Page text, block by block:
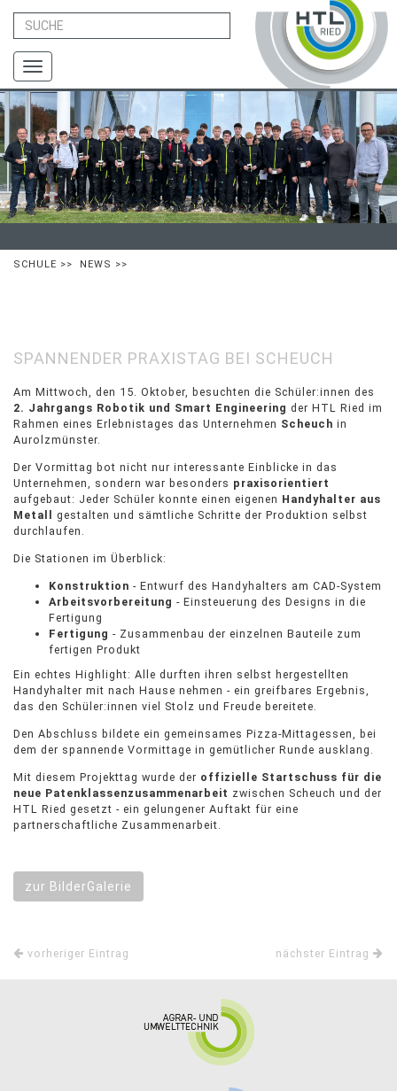
Toggle
navigation
SCHULE >> NEWS >>
SPANNENDER PRAXISTAG BEI SCHEUCH
Am Mittwoch, den 15. Oktober, besuchten die Schüler:innen des
2. Jahrgangs Robotik und Smart Engineering der HTL Ried im
Rahmen eines Erlebnistages das Unternehmen Scheuch in
Aurolzmünster.
Der Vormittag bot nicht nur interessante Einblicke in das
Unternehmen, sondern war besonders praxisorientiert
aufgebaut: Jeder Schüler konnte einen eigenen Handyhalter aus
Metall gestalten und sämtliche Schritte der Produktion selbst
durchlaufen.
Die Stationen im Überblick:
Konstruktion - Entwurf des Handyhalters am CAD-System
Arbeitsvorbereitung - Einsteuerung des Designs in die
Fertigung
Fertigung - Zusammenbau der einzelnen Bauteile zum
fertigen Produkt
Ein echtes Highlight: Alle durften ihren selbst hergestellten
Handyhalter mit nach Hause nehmen - ein greifbares Ergebnis,
das den Schüler:innen viel Stolz und Freude bereitete.
Den Abschluss bildete ein gemeinsames Pizza-Mittagessen, bei
dem der spannende Vormittage in gemütlicher Runde ausklang.
Mit diesem Projekttag wurde der offizielle Startschuss für die
neue Patenklassenzusammenarbeit zwischen Scheuch und der
HTL Ried gesetzt - ein gelungener Auftakt für eine
partnerschaftliche Zusammenarbeit.
zur BilderGalerie
vorheriger Eintrag nächster Eintrag